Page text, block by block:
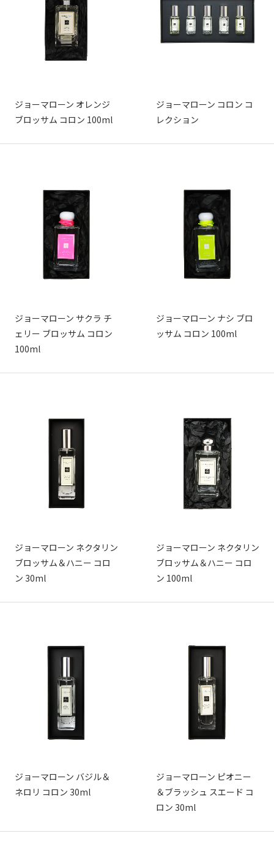
ジョーマローン オレンジ
ブロッサム コロン 100ml
ジョーマローン コロン コ
レクション
ジョーマローン サクラ チ
ェリー ブロッサム コロン
100ml
ジョーマローン ナシ ブロ
ッサム コロン 100ml
ジョーマローン ネクタリン
ブロッサム＆ハニー コロ
ン 30ml
ジョーマローン ネクタリン
ブロッサム＆ハニー コロ
ン 100ml
ジョーマローン バジル＆
ネロリ コロン 30ml
ジョーマローン ピオニー
＆ブラッシュ スエード コ
ロン 30ml